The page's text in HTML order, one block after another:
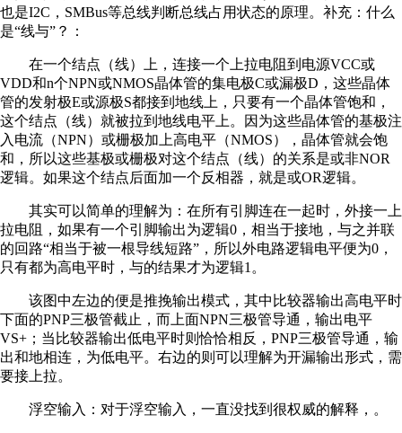
也是I2C，SMBus等总线判断总线占用状态的原理。补充：什么
是“线与”？：
在一个结点（线）上，连接一个上拉电阻到电源VCC或
VDD和n个NPN或NMOS晶体管的集电极C或漏极D，这些晶体
管的发射极E或源极S都接到地线上，只要有一个晶体管饱和，
这个结点（线）就被拉到地线电平上。因为这些晶体管的基极注
入电流（NPN）或栅极加上高电平（NMOS），晶体管就会饱
和，所以这些基极或栅极对这个结点（线）的关系是或非NOR
逻辑。如果这个结点后面加一个反相器，就是或OR逻辑。
其实可以简单的理解为：在所有引脚连在一起时，外接一上
拉电阻，如果有一个引脚输出为逻辑0，相当于接地，与之并联
的回路“相当于被一根导线短路”，所以外电路逻辑电平便为0，
只有都为高电平时，与的结果才为逻辑1。
该图中左边的便是推挽输出模式，其中比较器输出高电平时
下面的PNP三极管截止，而上面NPN三极管导通，输出电平
VS+；当比较器输出低电平时则恰恰相反，PNP三极管导通，输
出和地相连，为低电平。右边的则可以理解为开漏输出形式，需
要接上拉。
浮空输入：对于浮空输入，一直没找到很权威的解释，。